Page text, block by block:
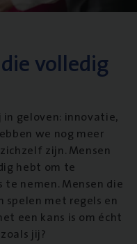
volledig
geloven: innovatie,
we nog meer
zijn. Mensen
hebt om te
te nemen. Mensen die
spelen met regels en
een kans is om écht
jij?